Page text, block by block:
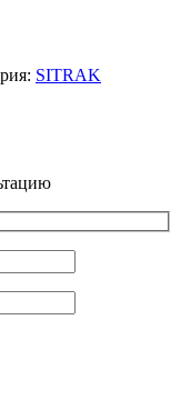
SITRAK